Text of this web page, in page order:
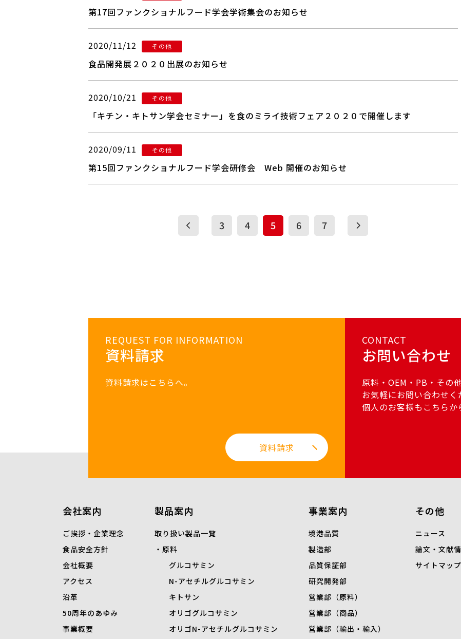
第17回ファンクショナルフード学会学術集会のお知らせ
2020/11/12 その他
食品開発展２０２０出展のお知らせ
2020/10/21 その他
「キチン・キトサン学会セミナー」を食のミライ技術フェア２０２０で開催します
2020/09/11 その他
第15回ファンクショナルフード学会研修会 Web 開催のお知らせ
3 4 5 6 7
REQUEST FOR INFORMATION
資料請求
資料請求はこちらへ。
資料請求
CONTACT
お問い合わせ
原料・OEM・PB・その
お気軽にお問い合わせく
個人のお客様もこちらか
会社案内
ご挨拶・企業理念
食品安全方針
会社概要
アクセス
沿革
50周年のあゆみ
事業概要
製品案内
取り扱い製品一覧
原料
グルコサミン
N-アセチルグルコサミン
キトサン
オリゴグルコサミン
オリゴN-アセチルグルコサミン
事業案内
境港品質
製造部
品質保証部
研究開発部
営業部（原料）
営業部（商品）
営業部（輸出・輸入）
その他
ニュース
論文・文献
サイトマップ